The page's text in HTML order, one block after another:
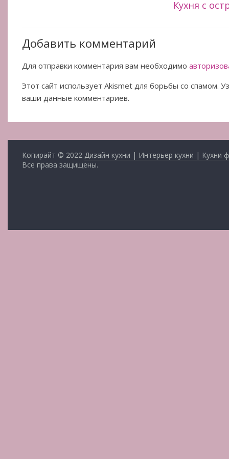
Кухня с
Добавить комментарий
Для отправки комментария вам необходимо
Этот сайт использует Akismet для борьбы со спамом.
ваши данные комментариев.
Копирайт © 2022 Дизайн кухни | Интерьер кухни | Кухни
Все права защищены.